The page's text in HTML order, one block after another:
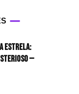
estrela:
—